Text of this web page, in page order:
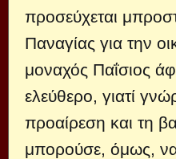
προσεύχεται
Παναγίας για την
μοναχός Παΐσιος
ελεύθερο, γιατί
προαίρεση και τη
μπορούσε, όμως, να